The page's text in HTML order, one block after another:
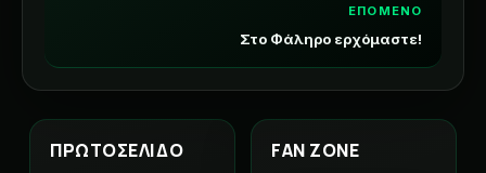
ΕΠΟΜΕΝΟ
Στο Φάληρο ερχόμαστε!
ΠΡΩΤΟΣΕΛΙΔΟ FAN ZONE